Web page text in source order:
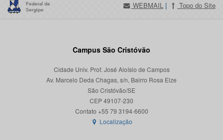
WEBMAIL | Topo do Site
Campus São Cristóvão
Cidade Univ. Prof. José Aloísio de Campos
Av. Marcelo Deda Chagas, s/n, Bairro Rosa Elze
São Cristóvão/SE
CEP 49107-230
Localização